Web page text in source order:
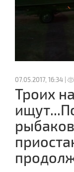
07.05.2017, 16:34 |
Троих